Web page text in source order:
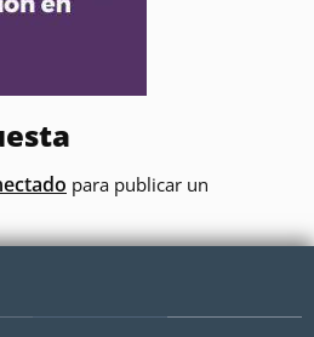
para publicar un